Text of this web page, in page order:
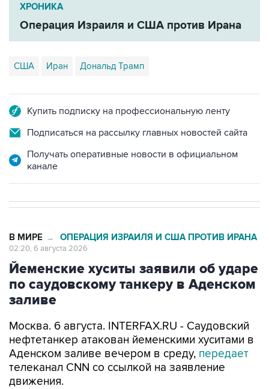
ХРОНИКА
Операция Израиля и США против Ирана
США Иран Дональд Трамп
Купить подписку на профессиональную ленту
Подписаться на рассылку главных новостей сайта
Получать оперативные новости в официальном
канале
В МИРЕ → ОПЕРАЦИЯ ИЗРАИЛЯ И США ПРОТИВ ИРАНА
02:20, 6 августа 2026
Йеменские хуситы заявили об ударе
по саудовскому танкеру в Аденском
заливе
Москва. 6 августа. INTERFAX.RU - Саудовский
нефтетанкер атакован йеменскими хуситами в
Аденском заливе вечером в среду, передает
телеканал CNN со ссылкой на заявление
движения.